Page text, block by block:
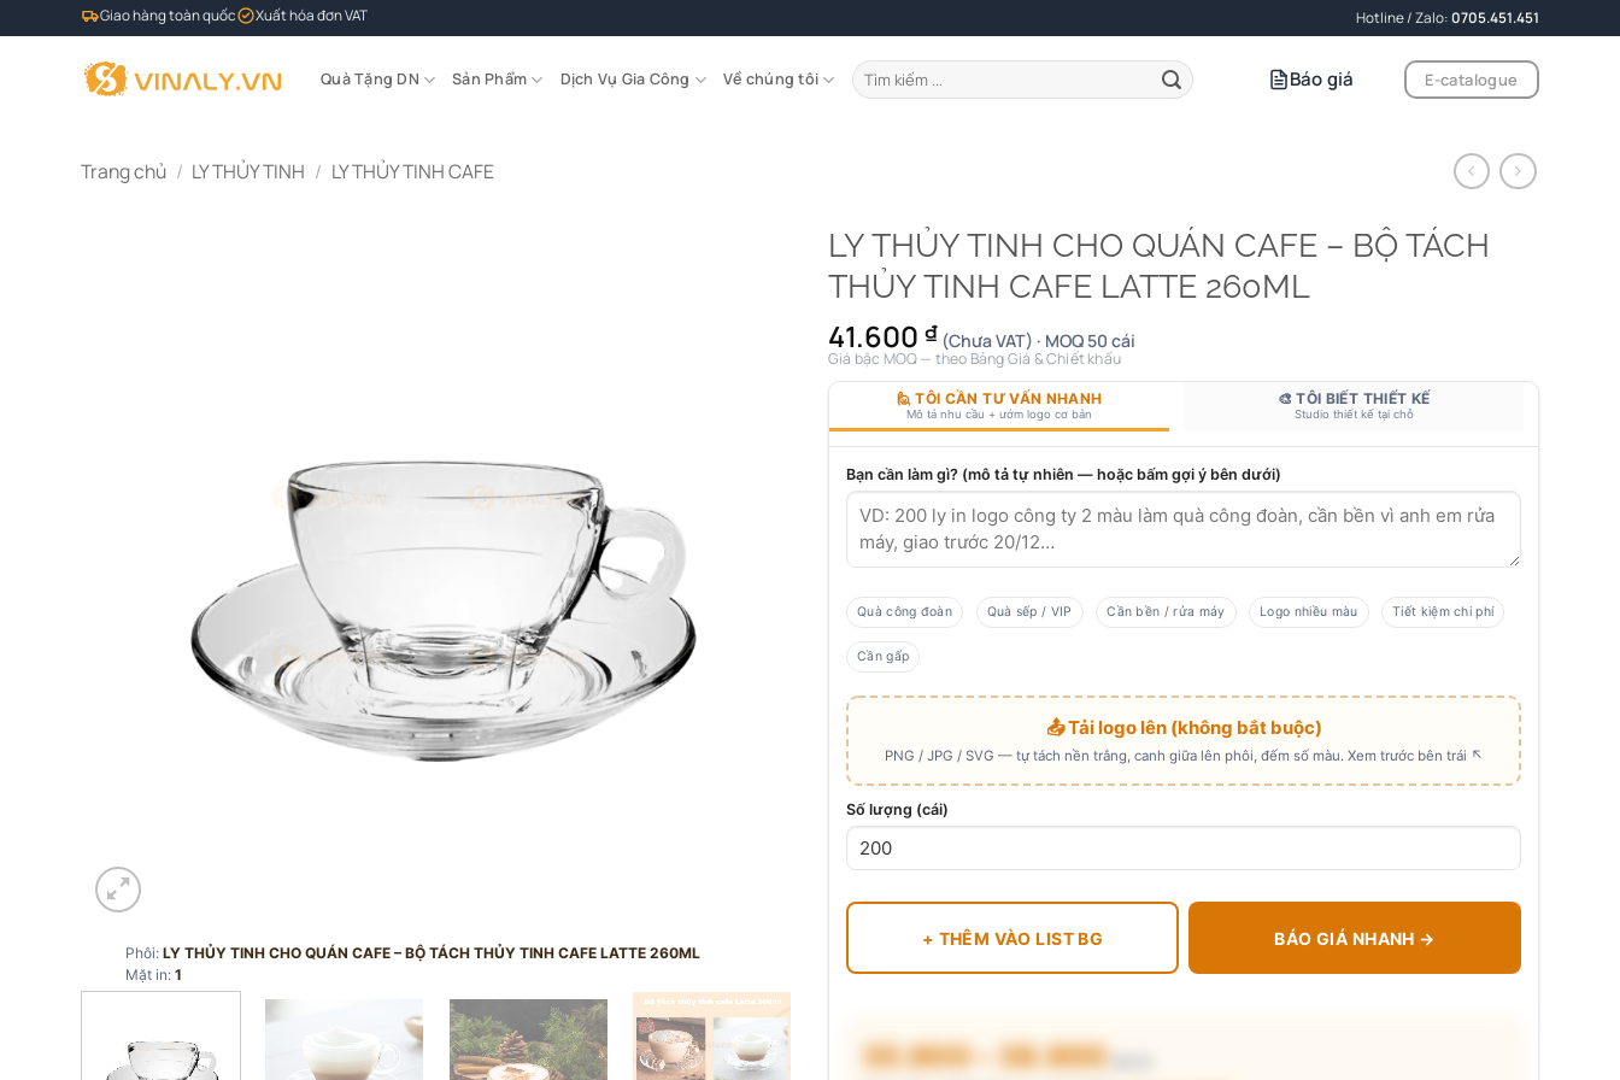
qua
Giao hàng toàn quốc Xuất hóa đơn VAT Hotline / Zalo:0705.451.451
Quà Tặng DN Sản Phẩm Dịch Vụ Gia Công Về chúng tôi
Tìm
kiếm:
Báo giá E-catalogue
Trang chủ / LY THỦY TINH / LY THỦY TINH CAFE
Phôi: LY THỦY TINH CHO QUÁN CAFE – BỘ TÁCH THỦY TINH CAFE LATTE 260ML
Mặt in: 1
LY THỦY TINH CHO QUÁN CAFE – BỘ TÁCH
THỦY TINH CAFE LATTE 260ML
41.600 ₫ (Chưa VAT) · MOQ 50 cái
Giá bậc MOQ — theo Bảng Giá & Chiết khấu
🙋 TÔI CẦN TƯ VẤN NHANH
Mô tả nhu cầu + ướm logo cơ bản
🎨 TÔI BIẾT THIẾT KẾ
Studio thiết kế tại chỗ
Bạn cần làm gì? (mô tả tự nhiên — hoặc bấm gợi ý bên dưới)
Quà công đoàn Quà sếp / VIP Cần bền / rửa máy Logo nhiều màu Tiết kiệm chi phí
Cần gấp
📤 Tải logo lên (không bắt buộc)
PNG / JPG / SVG — tự tách nền trắng, canh giữa lên phôi, đếm số màu. Xem trước bên trái ↖
Số lượng (cái)
+ THÊM VÀO LIST BG BÁO GIÁ NHANH →
35.900 – 38.900